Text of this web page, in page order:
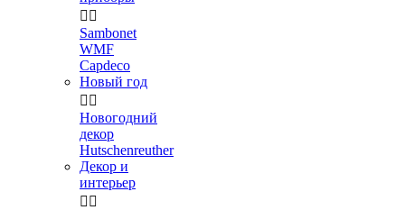
 
Sambonet
WMF
Capdeco
Новый год
 
Новогодний
декор
Hutschenreuther
Декор и
интерьер
 